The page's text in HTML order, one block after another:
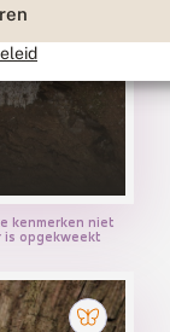
kenmerken niet
is opgekweekt